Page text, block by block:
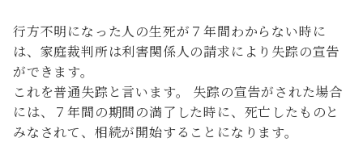
行方不明になった人の生死が７年間わからない時に
は、家庭裁判所は利害関係人の請求により失踪の宣告
ができます。
これを普通失踪と言います。 失踪の宣告がされた場合
には、７年間の期間の満了した時に、死亡したものと
みなされて、相続が開始することになります。